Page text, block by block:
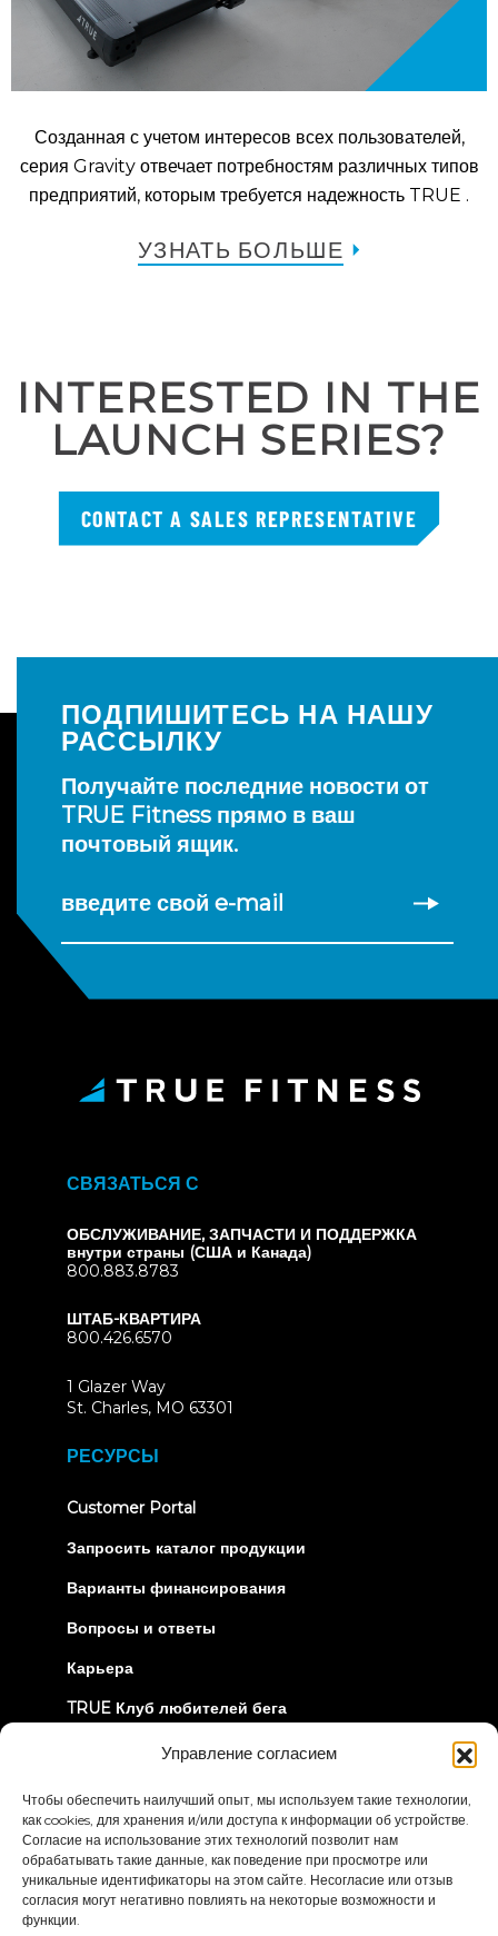
Управление согласием
Чтобы обеспечить наилучший опыт, мы используем такие технологии,
как cookies, для хранения и/или доступа к информации об устройстве.
Согласие на использование этих технологий позволит нам
обрабатывать такие данные, как поведение при просмотре или
уникальные идентификаторы на этом сайте. Несогласие или отзыв
согласия могут негативно повлиять на некоторые возможности и
функции.
Созданная с учетом интересов всех пользователей,
серия Gravity отвечает потребностям различных типов
предприятий, которым требуется надежность TRUE .
УЗНАТЬ БОЛЬШЕ
INTERESTED IN THE
LAUNCH SERIES?
CONTACT A SALES REPRESENTATIVE
ПОДПИШИТЕСЬ НА НАШУ
РАССЫЛКУ
Получайте последние новости от
TRUE Fitness прямо в ваш
почтовый ящик.
введите свой e-mail
СВЯЗАТЬСЯ С
ОБСЛУЖИВАНИЕ, ЗАПЧАСТИ И ПОДДЕРЖКА
внутри страны (США и Канада)
800.883.8783
ШТАБ-КВАРТИРА
800.426.6570
1 Glazer Way
St. Charles, MO 63301
РЕСУРСЫ
Customer Portal(opens
new
Запросить каталог продукции
Варианты финансирования
Вопросы и ответы
Карьера
TRUE Клуб любителей бега
Информация об отзыве
ДАВАЙТЕ СОЕДИНИМСЯ